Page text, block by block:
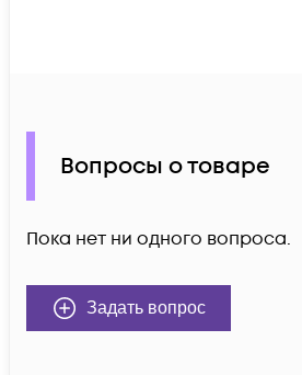
Вопросы о товаре
Пока нет ни одного вопроса.
Задать вопрос